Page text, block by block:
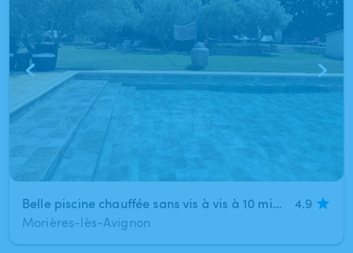
Belle piscine chauffée sans vis à vis à 10 min d Avignon (Morières-lès-Avignon)
4.9
Morières-lès-Avignon